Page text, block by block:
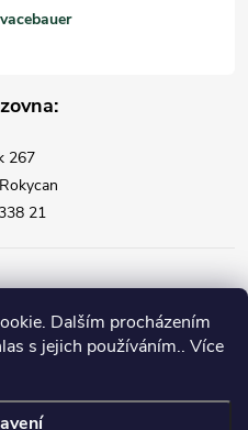
Dalším procházením
s jejich používáním.. Více
267
21